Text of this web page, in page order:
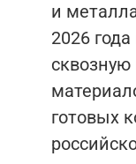
и
2026
готовых